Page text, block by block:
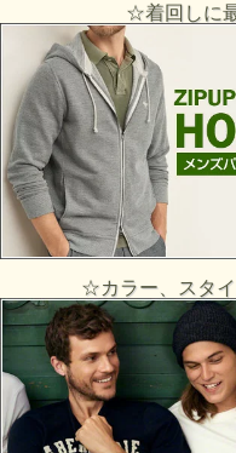
☆着回しに
☆カラー、スタイ